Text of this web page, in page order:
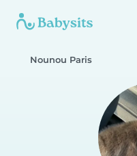
Nounou Paris